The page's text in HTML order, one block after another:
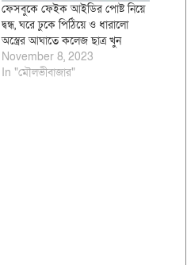
ফেসবুকে ফেইক আইডির পোষ্ট নিয়ে
দ্বন্ধ, ঘরে ঢুকে পিঠিয়ে ও ধারালো
অস্ত্রের আঘাতে কলেজ ছাত্র খুন
November 8, 2023
In "মৌলভীবাজার"